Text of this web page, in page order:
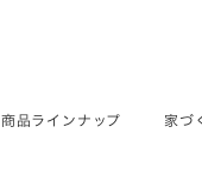
商品ラインナップ 家づ